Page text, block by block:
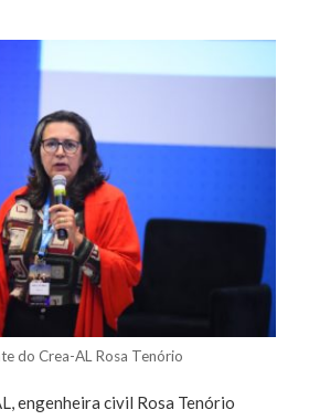
do Crea-AL Rosa Tenório
engenheira civil Rosa Tenório